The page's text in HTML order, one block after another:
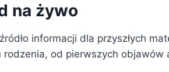
na żywo
informacji dla przyszłych
od pierwszych objawów